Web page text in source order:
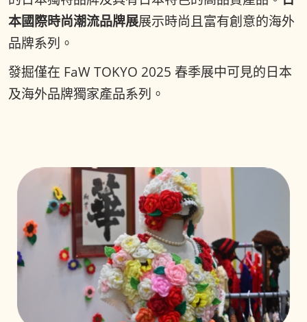
本國際時尚潮流品牌展展示時尚且富有創意的海外
品牌系列。
發掘僅在 FaW TOKYO 2025 春季展中可見的日本
及海外品牌獨家產品系列。